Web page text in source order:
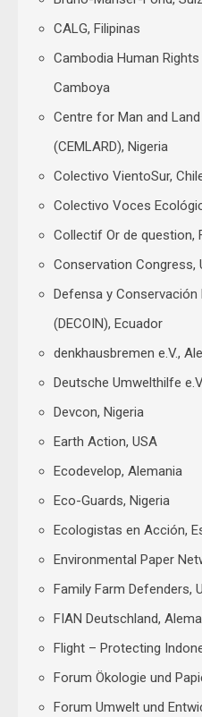
CALG, Filipinas
Cambodia Human Rights
Camboya
Centre for Man and
(CEMLARD), Nigeria
Colectivo VientoSur,
Colectivo Voces
Collectif Or de question,
Conservation Congress,
Defensa y
(DECOIN), Ecuador
denkhausbremen e.V.,
Deutsche Umwelthilfe
Devcon, Nigeria
Earth Action, USA
Ecodevelop, Alemania
Eco-Guards, Nigeria
Ecologistas en Acción,
Environmental Paper
Family Farm Defenders,
FIAN Deutschland,
Flight – Protecting
Forum Ökologie und
Forum Umwelt und